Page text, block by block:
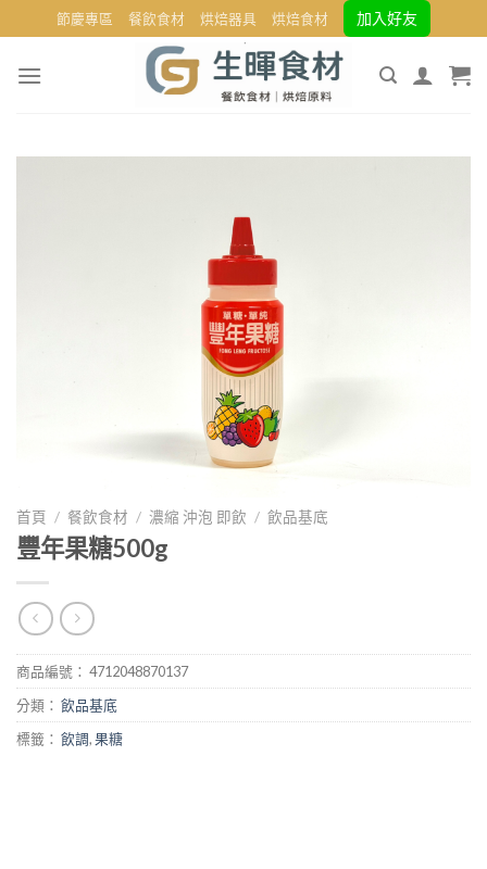
to
content
節慶專區 餐飲食材 烘焙器具 烘焙食材 加入好友
首頁 / 餐飲食材 / 濃縮 沖泡 即飲 / 飲品基底
豐年果糖500g
商品編號： 4712048870137
分類： 飲品基底
標籤： 飲調,果糖